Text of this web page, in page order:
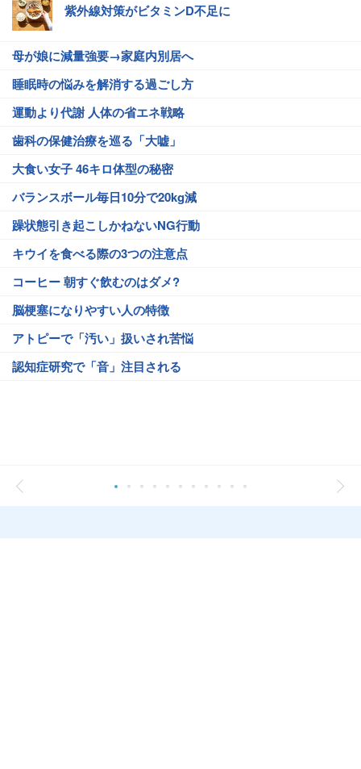
紫外線対策がビタミンD不足に
母が娘に減量強要→家庭内別居へ
睡眠時の悩みを解消する過ごし方
運動より代謝 人体の省エネ戦略
歯科の保健治療を巡る「大嘘」
大食い女子 46キロ体型の秘密
バランスボール毎日10分で20kg減
躁状態引き起こしかねないNG行動
キウイを食べる際の3つの注意点
コーヒー 朝すぐ飲むのはダメ?
脳梗塞になりやすい人の特徴
アトピーで「汚い」扱いされ苦悩
認知症研究で「音」注目される